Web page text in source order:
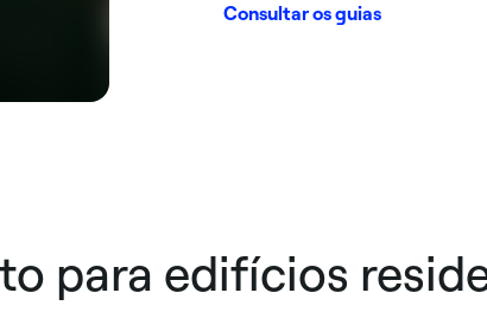
Consultar os guias
para edifícios